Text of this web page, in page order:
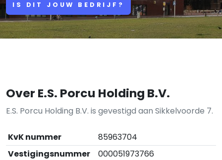
IS DIT JOUW BEDRIJF?
Over E.S. Porcu Holding B.V.
E.S. Porcu Holding B.V. is gevestigd aan Sikkelvoorde 7.
KvK nummer
85963704
Vestigingsnummer
000051973766